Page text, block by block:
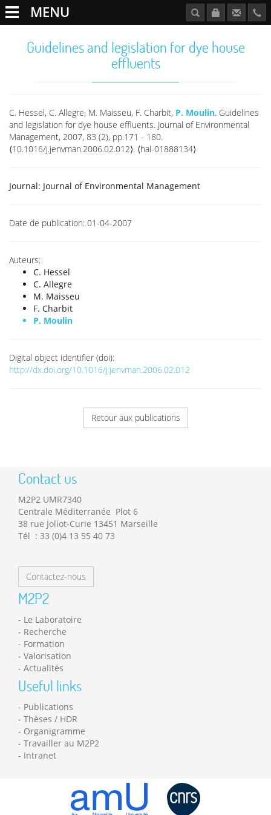
MENU
Guidelines and legislation for dye house
effluents
C. Hessel, C. Allegre, M. Maisseu, F. Charbit, P. Moulin. Guidelines
and legislation for dye house effluents. Journal of Environmental
Management, 2007, 83 (2), pp.171 - 180.
⟨10.1016/j.jenvman.2006.02.012⟩. ⟨hal-01888134⟩
Journal: Journal of Environmental Management
Date de publication: 01-04-2007
Auteurs:
C. Hessel
C. Allegre
M. Maisseu
F. Charbit
P. Moulin
Digital object identifier (doi):
http://dx.doi.org/10.1016/j.jenvman.2006.02.012
Retour aux publications
Contact us
M2P2 UMR7340
Centrale Méditerranée Plot 6
38 rue Joliot-Curie 13451 Marseille
Tél : 33 (0)4 13 55 40 73
Contactez-nous
M2P2
Le Laboratoire
Recherche
Formation
Valorisation
Actualités
Useful links
Publications
Thèses / HDR
Organigramme
Travailler au M2P2
Intranet